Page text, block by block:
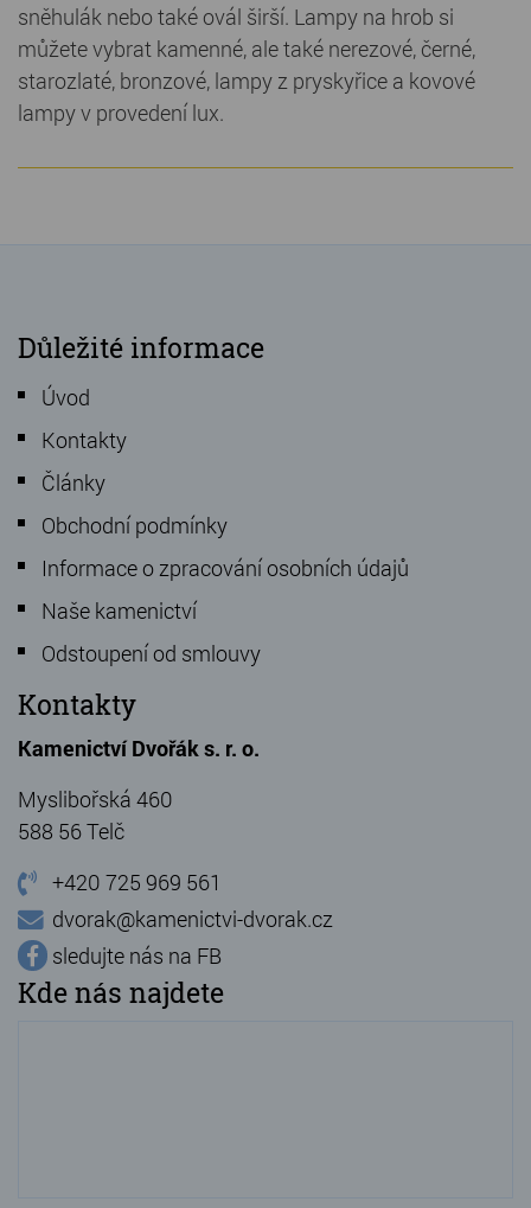
sněhulák nebo také ovál širší. Lampy na hrob si
můžete vybrat kamenné, ale také nerezové, černé,
starozlaté, bronzové, lampy z pryskyřice a kovové
lampy v provedení lux.
Důležité informace
Úvod
Kontakty
Články
Obchodní podmínky
Informace o zpracování osobních údajů
Naše kamenictví
Odstoupení od smlouvy
Kontakty
Kamenictví Dvořák s. r. o.
Myslibořská 460
588 56 Telč
+420 725 969 561
dvorak@kamenictvi-dvorak.cz
sledujte nás na FB
Kde nás najdete